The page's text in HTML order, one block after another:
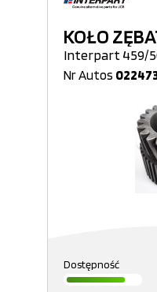
KOŁO
Interpart 459/
Nr Autos
Dostępność